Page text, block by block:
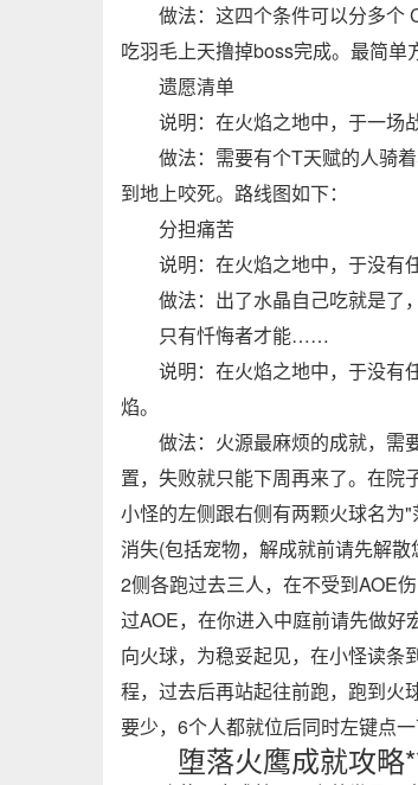
做法：这四个条件可以分多个
吃羽毛上天撸掉boss完成。最简单
遗愿清单
说明：在火焰之地中，于一场
做法：需要有个T天赋的人骑
到地上咬死。路线图如下：
分担痛苦
说明：在火焰之地中，于没有
做法：出了水晶自己吃就是了
只有忏悔者才能……
说明：在火焰之地中，于没有
焰。
做法：火源最麻烦的成就，需
置，失败就只能下周再来了。在院
小怪的左侧跟右侧有两颗火球名为
消失(包括宠物，解成就前请先解
2侧各跑过去三人，在不受到AOE
过AOE，在你进入中庭前请先做好
向火球，为稳妥起见，在小怪读条
程，过去后再站起往前跑，跑到火
要少，6个人都就位后同时左键点
堕落火鹰成就攻略